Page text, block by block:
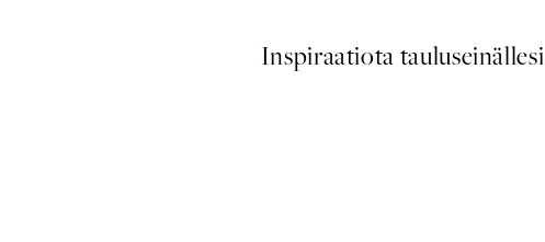
Inspiraatiota tauluseinällesi